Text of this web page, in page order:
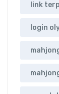
link
login